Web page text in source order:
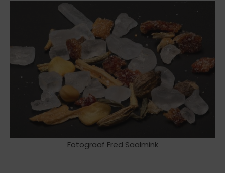
Fotograaf Fred Saalmink